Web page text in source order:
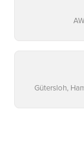
Gütersloh,